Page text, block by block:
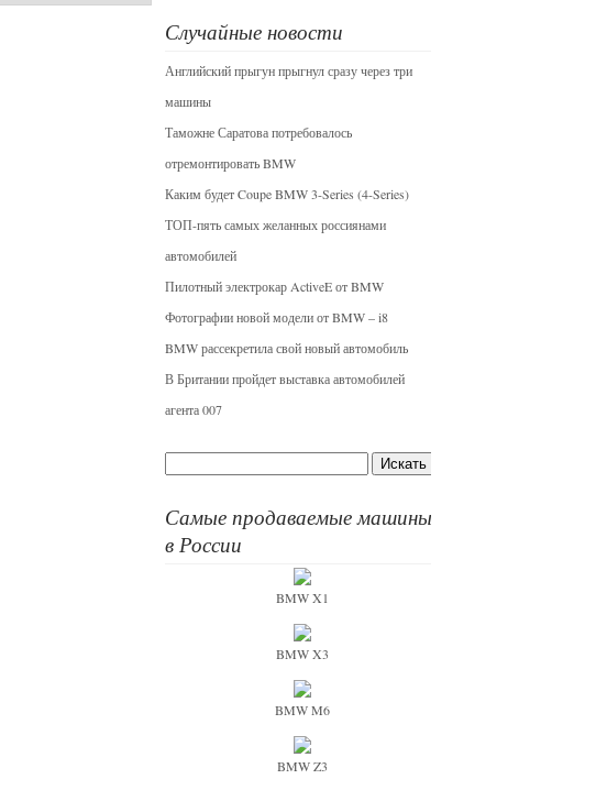
Случайные новости
Английский прыгун прыгнул сразу через три
машины
Таможне Саратова потребовалось
отремонтировать BMW
Каким будет Coupe BMW 3-Series (4-Series)
ТОП-пять самых желанных россиянами
автомобилей
Пилотный электрокар ActiveE от BMW
Фотографии новой модели от BMW – i8
BMW рассекретила свой новый автомобиль
В Британии пройдет выставка автомобилей
агента 007
Самые продаваемые машины
в России
BMW X1
BMW X3
BMW M6
BMW Z3